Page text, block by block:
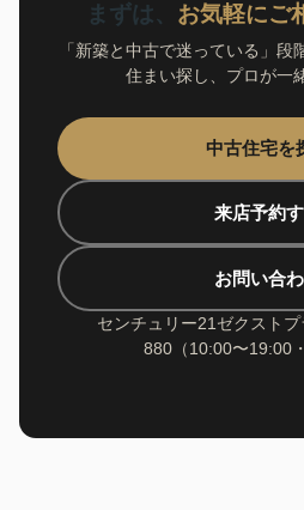
まずは、 お気軽にご
「新築と中古で迷っている」
住まい探し、プロが一
中古住宅を
来店予約
お問い合
センチュリー21ゼクスト
880（10:00〜19:00